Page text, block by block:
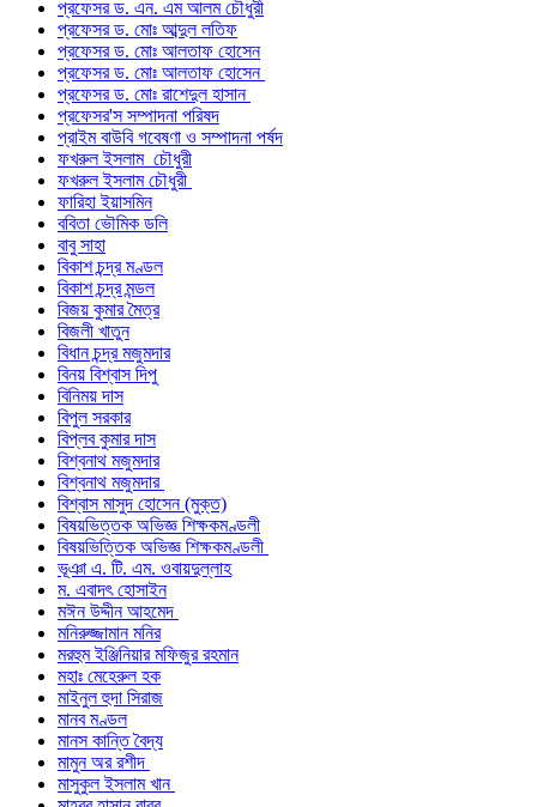
প্রফেসর ড. এন. এম আলম চৌধুরী
প্রফেসর ড. মোঃ আব্দুল লতিফ
প্রফেসর ড. মোঃ আলতাফ হোসেন
প্রফেসর ড. মোঃ আলতাফ হোসেন
প্রফেসর ড. মোঃ রাশেদুল হাসান
প্রফেসর'স সম্পাদনা পরিষদ
প্রাইম বাউবি গবেষণা ও সম্পাদনা পর্ষদ
ফখরুল ইসলাম চৌধুরী
ফখরুল ইসলাম চৌধুরী
ফারিহা ইয়াসমিন
ববিতা ভৌমিক ডলি
বাবু সাহা
বিকাশ চন্দ্র মণ্ডল
বিকাশ চন্দ্র মন্ডল
বিজয় কুমার মৈত্র
বিজলী খাতুন
বিধান চন্দ্র মজুমদার
বিনয় বিশ্বাস দিপু
বিনিময় দাস
বিপুল সরকার
বিপ্লব কুমার দাস
বিশ্বনাথ মজুমদার
বিশ্বনাথ মজুমদার
বিশ্বাস মাসুদ হোসেন (মুক্ত)
বিষয়ভিত্তক অভিজ্ঞ শিক্ষকমণ্ডলী
বিষয়ভিত্তিক অভিজ্ঞ শিক্ষকমণ্ডলী
ভূঞা এ. টি. এম. ওবায়দুল্লাহ
ম. এবাদৎ হোসাইন
মঈন উদ্দীন আহমেদ
মনিরুজ্জামান মনির
মরহুম ইঞ্জিনিয়ার মফিজুর রহমান
মহাঃ মেহেরুল হক
মাইনুল হুদা সিরাজ
মানব মণ্ডল
মানস কান্তি বৈদ্য
মামুন অর রশীদ
মাসুকুল ইসলাম খান